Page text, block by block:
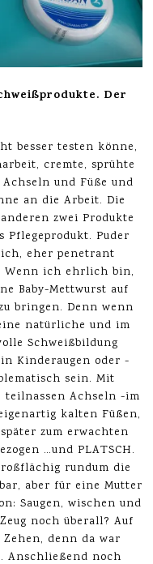
Der
besser testen könne,
cremte, sprühte
und Füße und
an die Arbeit. Die
zwei Produkte
Pflegeprodukt. Puder
eher penetrant
Wenn ich ehrlich bin,
Baby-Mettwurst auf
bringen. Denn wenn
natürliche und im
Schweißbildung
Kinderaugen oder -
sein. Mit
teilnassen Achseln -im
kalten Füßen,
zum erwachten
…und PLATSCH.
rundum die
aber für eine Mutter
Saugen, wischen und
noch überall? Auf
denn da war
Anschließend noch